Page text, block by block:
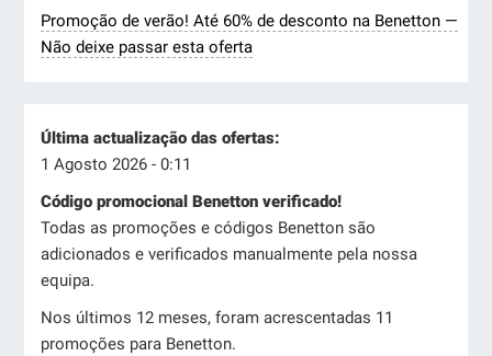
Promoção de verão! Até 60% de desconto na Benetton —
Não deixe passar esta oferta
Última actualização das ofertas:
1 Agosto 2026 - 0:11
Código promocional Benetton verificado!
Todas as promoções e códigos Benetton são
adicionados e verificados manualmente pela nossa
equipa.
Nos últimos 12 meses, foram acrescentadas 11
promoções para Benetton.